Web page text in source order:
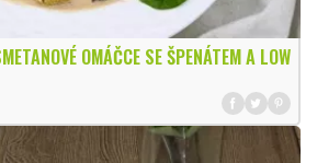
OMÁČCE SE ŠPENÁTEM A LOW